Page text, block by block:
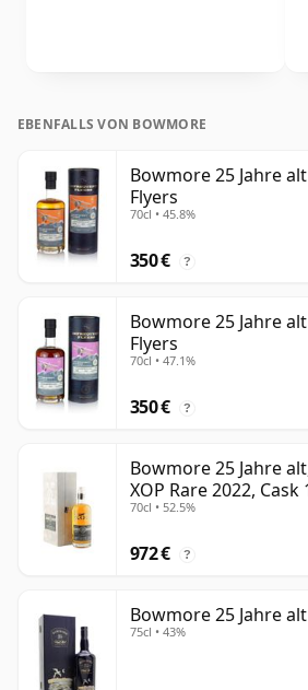
EBENFALLS VON BOWMORE
Bowmore 25 Jahre
Flyers
70cl • 45.8%
350 € ?
Bowmore 25 Jahre
Flyers
70cl • 47.1%
350 € ?
Bowmore 25 Jahre
XOP Rare 2022, Cask
70cl • 52.5%
972 € ?
Bowmore 25 Jahre
75cl • 43%